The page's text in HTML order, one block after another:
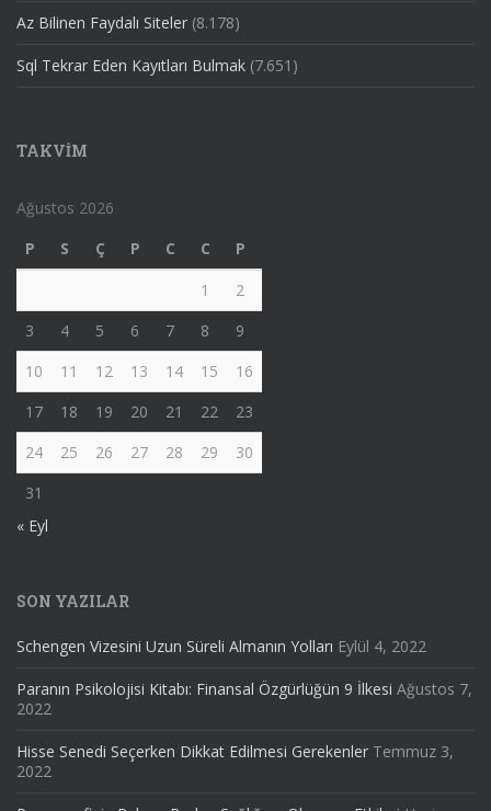
Az Bilinen Faydalı Siteler (8.178)
Sql Tekrar Eden Kayıtları Bulmak (7.651)
TAKVIM
Ağustos 2026
P
S Ç P C C
P
1
2
3
4 5 6 7 8
9
10
11 12 13 14 15
16
17
18 19 20 21 22
23
24
25 26 27 28 29
30
31
« Eyl
SON YAZILAR
Schengen Vizesini Uzun Süreli Almanın Yolları Eylül 4, 2022
Paranın Psikolojisi Kitabı: Finansal Özgürlüğün 9 İlkesi Ağustos 7,
2022
Hisse Senedi Seçerken Dikkat Edilmesi Gerekenler Temmuz 3,
2022